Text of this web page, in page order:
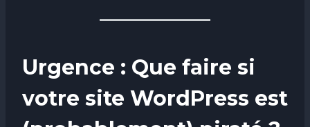
Urgence : Que faire si
votre site WordPress est